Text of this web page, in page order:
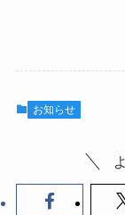
お知らせ